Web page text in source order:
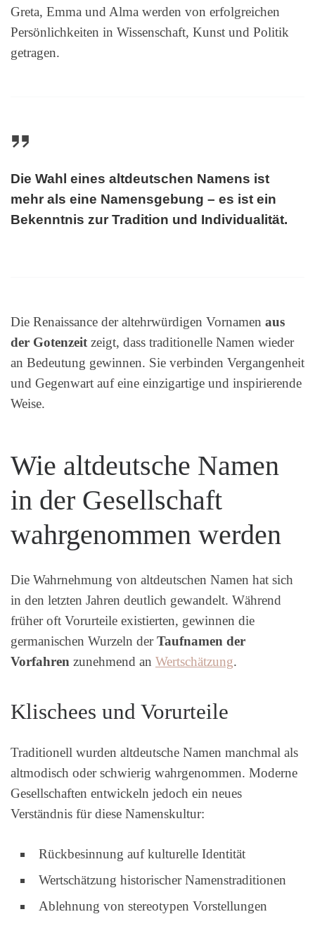
Greta, Emma und Alma werden von erfolgreichen
Persönlichkeiten in Wissenschaft, Kunst und Politik
getragen.
Die Wahl eines altdeutschen Namens ist
mehr als eine Namensgebung – es ist ein
Bekenntnis zur Tradition und Individualität.
Die Renaissance der altehrwürdigen Vornamen aus
der Gotenzeitzeigt, dass traditionelle Namen wieder
an Bedeutung gewinnen. Sie verbinden Vergangenheit
und Gegenwart auf eine einzigartige und inspirierende
Weise.
Wie altdeutsche Namen
in der Gesellschaft
wahrgenommen werden
Die Wahrnehmung von altdeutschen Namen hat sich
in den letzten Jahren deutlich gewandelt. Während
früher oft Vorurteile existierten, gewinnen die
germanischen Wurzeln derTaufnamen der
Vorfahren zunehmend an Wertschätzung.
Klischees und Vorurteile
Traditionell wurden altdeutsche Namen manchmal als
altmodisch oder schwierig wahrgenommen. Moderne
Gesellschaften entwickeln jedoch ein neues
Verständnis für diese Namenskultur:
Rückbesinnung auf kulturelle Identität
Wertschätzung historischer Namenstraditionen
Ablehnung von stereotypen Vorstellungen